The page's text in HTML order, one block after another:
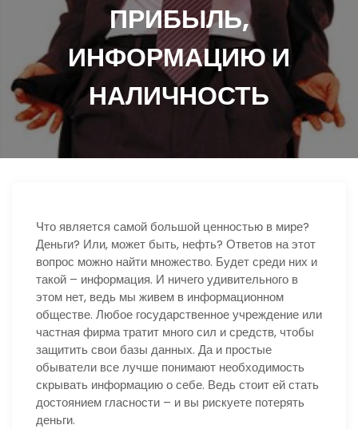
ПРИБЫЛЬ,
ИНФОРМАЦИЮ И
НАЛИЧНОСТЬ
Что является самой большой ценностью в мире?
Деньги? Или, может быть, нефть? Ответов на этот
вопрос можно найти множество. Будет среди них и
такой – информация. И ничего удивительного в
этом нет, ведь мы живем в информационном
обществе. Любое государственное учреждение или
частная фирма тратит много сил и средств, чтобы
защитить свои базы данных. Да и простые
обыватели все лучше понимают необходимость
скрывать информацию о себе. Ведь стоит ей стать
достоянием гласности – и вы рискуете потерять
деньги.